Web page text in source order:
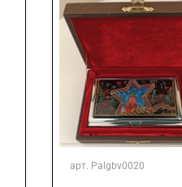
арт. Palgbv0020